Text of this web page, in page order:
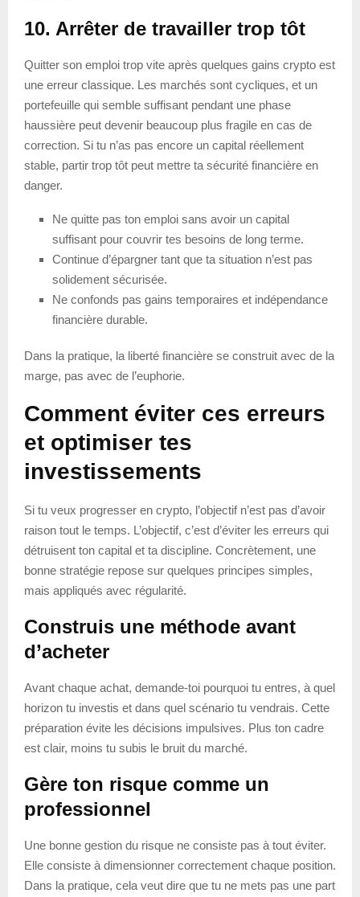
10. Arrêter de travailler trop tôt
Quitter son emploi trop vite après quelques gains crypto est
une erreur classique. Les marchés sont cycliques, et un
portefeuille qui semble suffisant pendant une phase
haussière peut devenir beaucoup plus fragile en cas de
correction. Si tu n’as pas encore un capital réellement
stable, partir trop tôt peut mettre ta sécurité financière en
danger.
Ne quitte pas ton emploi sans avoir un capital
suffisant pour couvrir tes besoins de long terme.
Continue d’épargner tant que ta situation n’est pas
solidement sécurisée.
Ne confonds pas gains temporaires et indépendance
financière durable.
Dans la pratique, la liberté financière se construit avec de la
marge, pas avec de l’euphorie.
Comment éviter ces erreurs
et optimiser tes
investissements
Si tu veux progresser en crypto, l’objectif n’est pas d’avoir
raison tout le temps. L’objectif, c’est d’éviter les erreurs qui
détruisent ton capital et ta discipline. Concrètement, une
bonne stratégie repose sur quelques principes simples,
mais appliqués avec régularité.
Construis une méthode avant
d’acheter
Avant chaque achat, demande-toi pourquoi tu entres, à quel
horizon tu investis et dans quel scénario tu vendrais. Cette
préparation évite les décisions impulsives. Plus ton cadre
est clair, moins tu subis le bruit du marché.
Gère ton risque comme un
professionnel
Une bonne gestion du risque ne consiste pas à tout éviter.
Elle consiste à dimensionner correctement chaque position.
Dans la pratique, cela veut dire que tu ne mets pas une part